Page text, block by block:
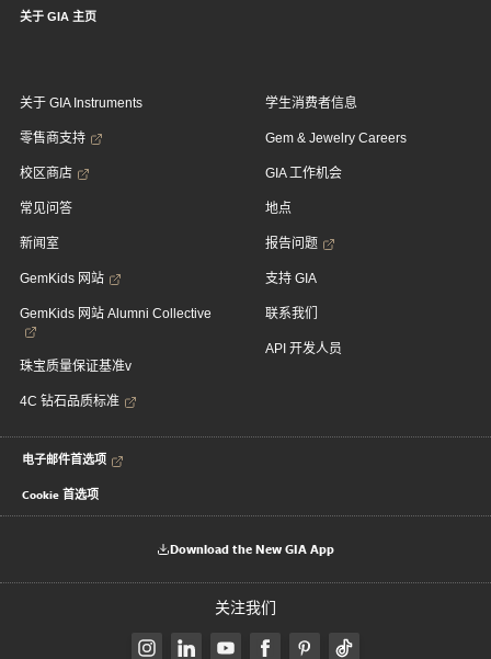
关于 GIA 主页
关于 GIA Instruments
零售商支持
校区商店
常见问答
新闻室
GemKids 网站
GemKids 网站 Alumni Collective
珠宝质量保证基准v
4C 钻石品质标准
学生消费者信息
Gem & Jewelry Careers
GIA 工作机会
地点
报告问题
支持 GIA
联系我们
API 开发人员
电子邮件首选项
Cookie 首选项
Download the New GIA App
关注我们